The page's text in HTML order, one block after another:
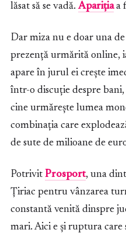
lăsat să se vadă.Aparițiaa
Dar miza nu e doar una
prezență urmărită online,
apare în jurul ei crește
într-o discuție despre
cine urmărește lumea
combinația care
de sute de milioane de
Potrivit Prosport, una
Țiriac pentru vânzarea
constantă venită dinspre
mari. Aici e și ruptura